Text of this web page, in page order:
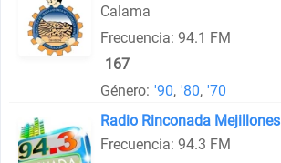
Calama
Frecuencia: 94.1 FM
167
Género: '90, '80, '70
Radio Rinconada Mejillones
Frecuencia: 94.3 FM